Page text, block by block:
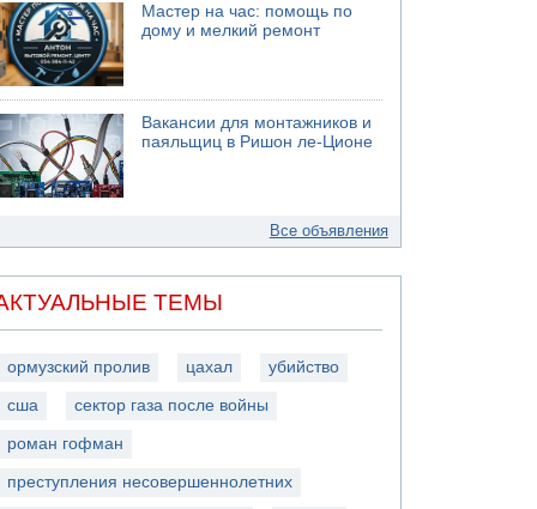
Мастер на час: помощь по
дому и мелкий ремонт
Вакансии для монтажников и
паяльщиц в Ришон ле-Ционе
Все объявления
ТЕМЫ
ормузский пролив цахал убийство
сша сектор газа после войны
роман гофман
преступления несовершеннолетних